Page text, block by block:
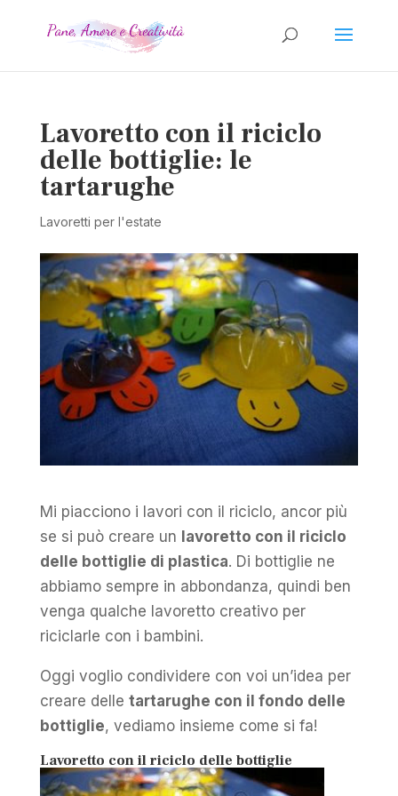
Lavoretto con il riciclo
delle bottiglie: le
tartarughe
Lavoretti per l'estate
Mi piacciono i lavori con il riciclo, ancor più
se si può creare un lavoretto con il riciclo
delle bottiglie di plastica. Di bottiglie ne
abbiamo sempre in abbondanza, quindi ben
venga qualche lavoretto creativo per
riciclarle con i bambini.
Oggi voglio condividere con voi un’idea per
creare delle tartarughe con il fondo delle
bottiglie, vediamo insieme come si fa!
Lavoretto con il riciclo delle bottiglie